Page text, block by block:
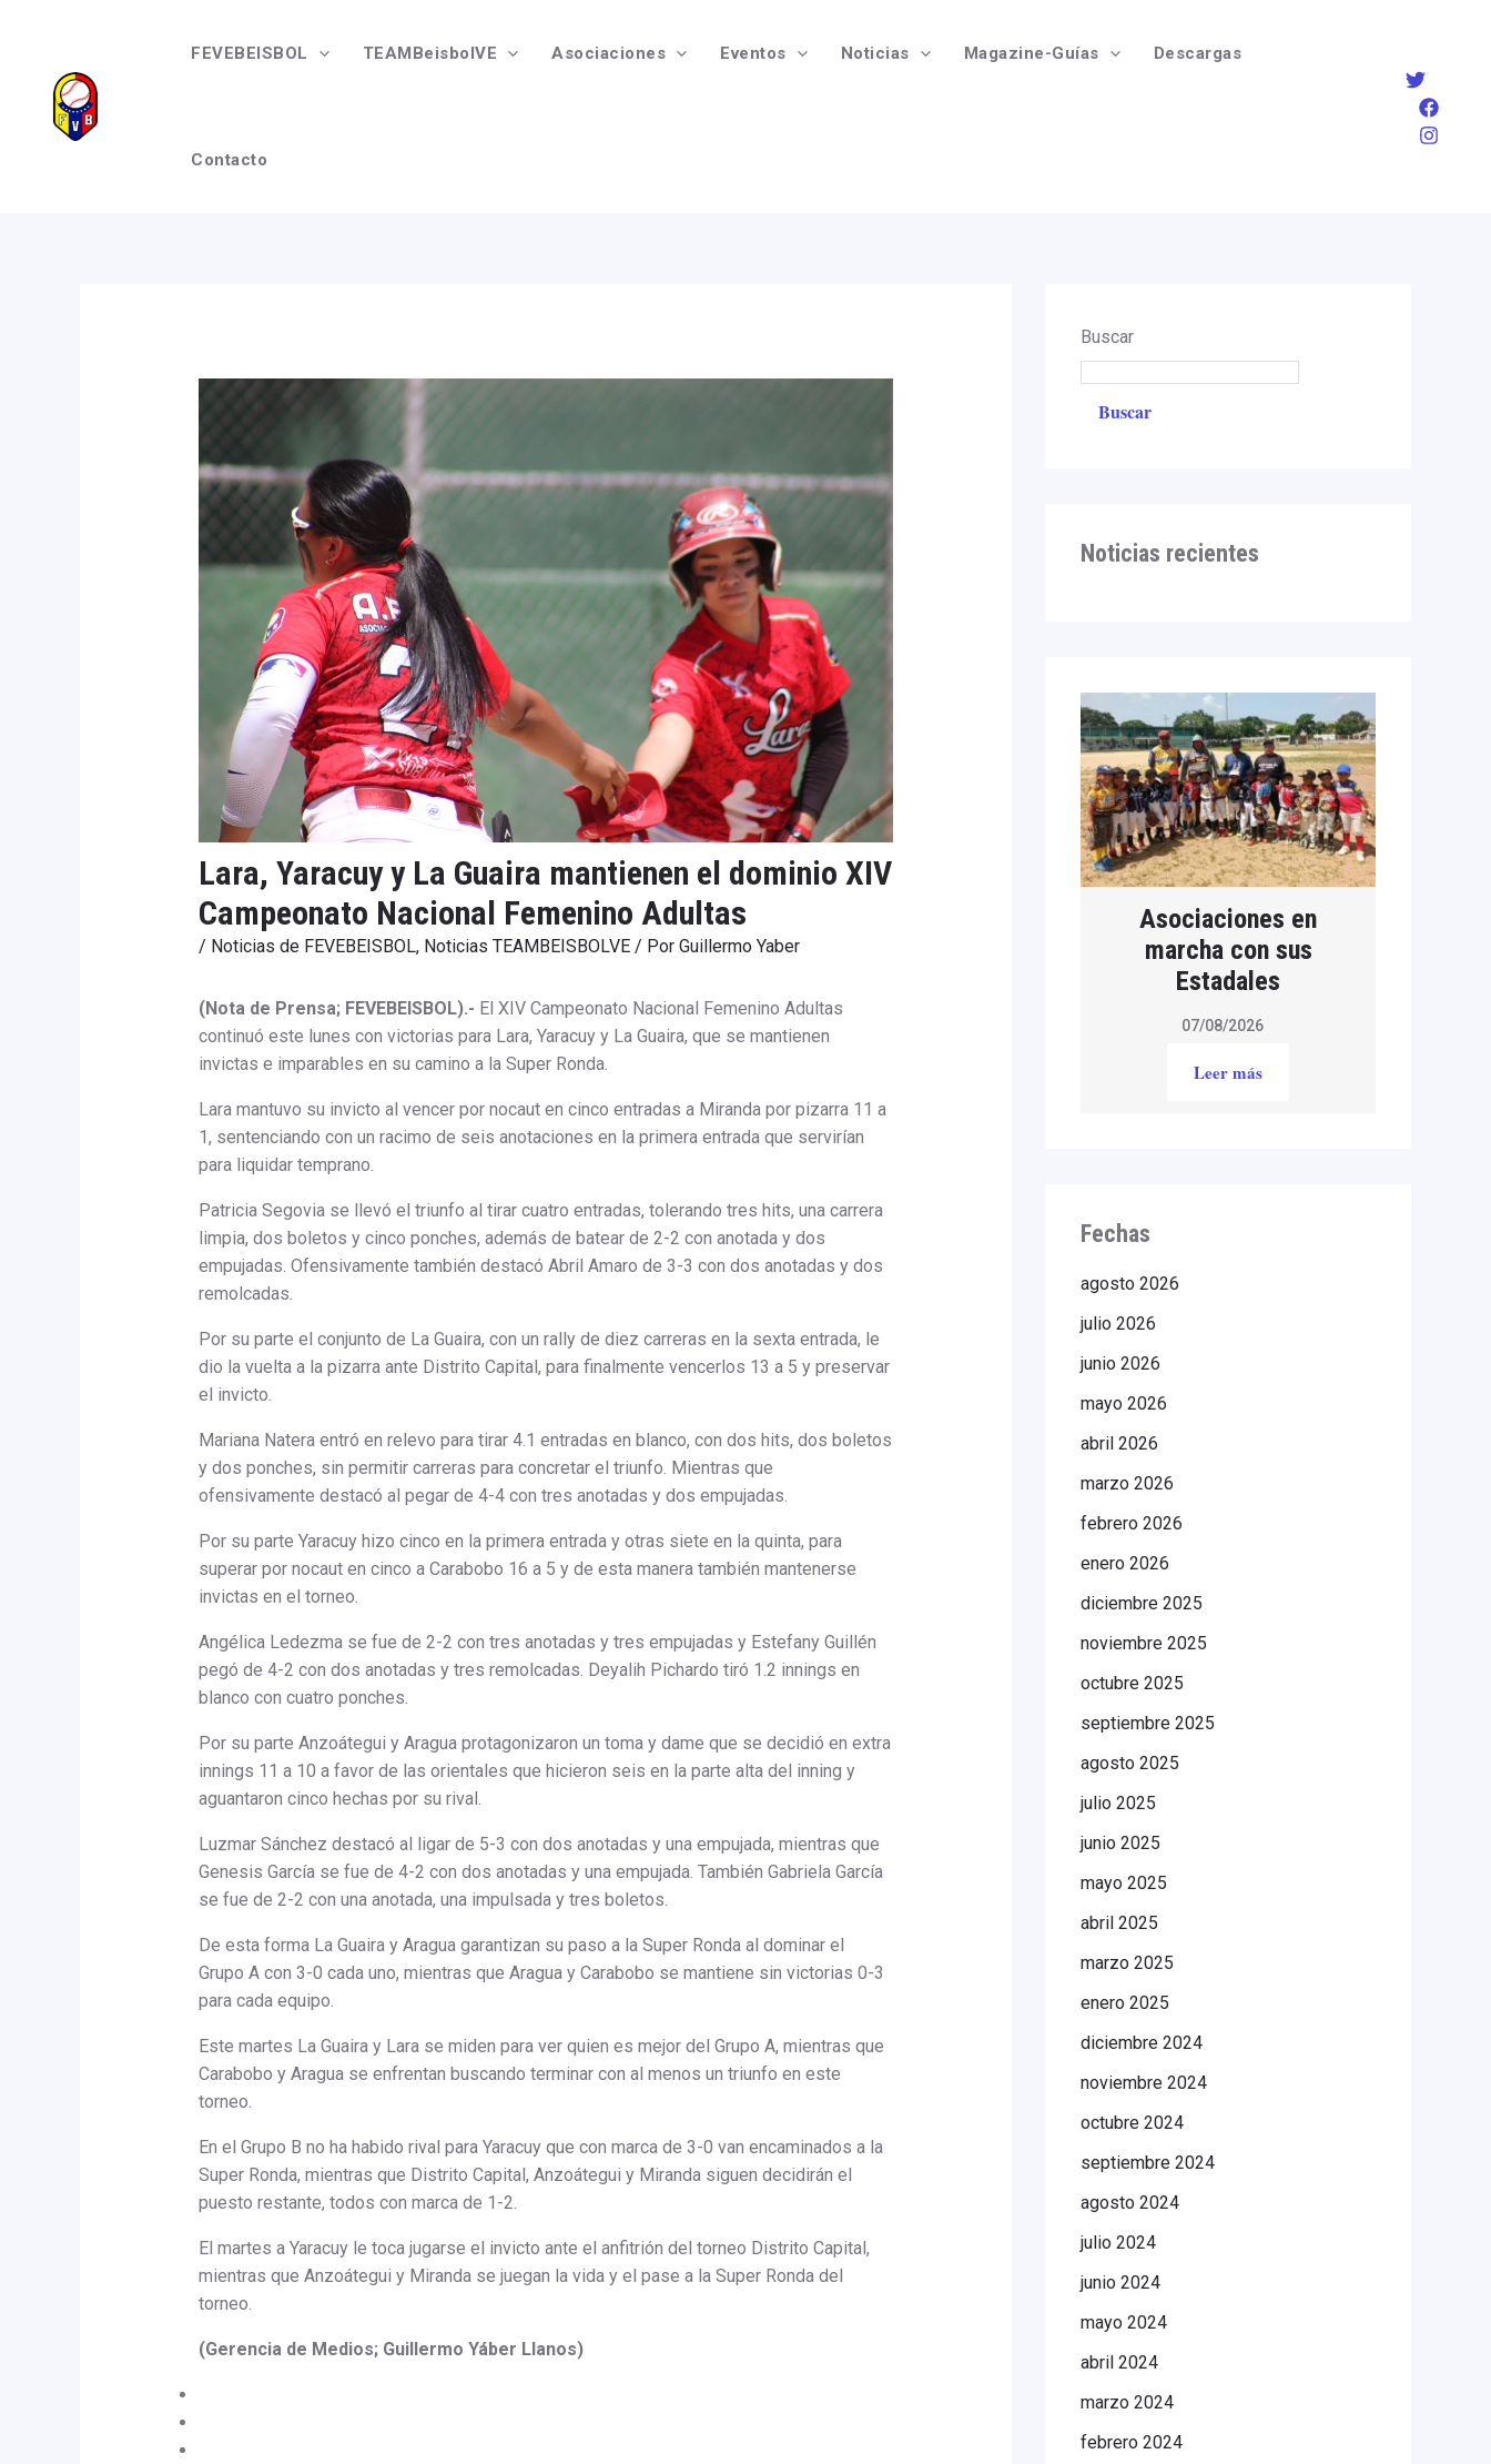
contenido
FEVEBEISBOL TEAMBeisbolVE Asociaciones Eventos Noticias Magazine-Guías Descargas
Contacto
Lara, Yaracuy y La Guaira mantienen el dominio XIV
Campeonato Nacional Femenino Adultas
/ Noticias de FEVEBEISBOL, Noticias TEAMBEISBOLVE/ Por Guillermo Yaber
(Nota de Prensa; FEVEBEISBOL).- El XIV Campeonato Nacional Femenino Adultas
continuó este lunes con victorias para Lara, Yaracuy y La Guaira, que se mantienen
invictas e imparables en su camino a la Super Ronda.
Lara mantuvo su invicto al vencer por nocaut en cinco entradas a Miranda por pizarra 11 a
1, sentenciando con un racimo de seis anotaciones en la primera entrada que servirían
para liquidar temprano.
Patricia Segovia se llevó el triunfo al tirar cuatro entradas, tolerando tres hits, una carrera
limpia, dos boletos y cinco ponches, además de batear de 2-2 con anotada y dos
empujadas. Ofensivamente también destacó Abril Amaro de 3-3 con dos anotadas y dos
remolcadas.
Por su parte el conjunto de La Guaira, con un rally de diez carreras en la sexta entrada, le
dio la vuelta a la pizarra ante Distrito Capital, para finalmente vencerlos 13 a 5 y preservar
el invicto.
Mariana Natera entró en relevo para tirar 4.1 entradas en blanco, con dos hits, dos boletos
y dos ponches, sin permitir carreras para concretar el triunfo. Mientras que
ofensivamente destacó al pegar de 4-4 con tres anotadas y dos empujadas.
Por su parte Yaracuy hizo cinco en la primera entrada y otras siete en la quinta, para
superar por nocaut en cinco a Carabobo 16 a 5 y de esta manera también mantenerse
invictas en el torneo.
Angélica Ledezma se fue de 2-2 con tres anotadas y tres empujadas y Estefany Guillén
pegó de 4-2 con dos anotadas y tres remolcadas. Deyalih Pichardo tiró 1.2 innings en
blanco con cuatro ponches.
Por su parte Anzoátegui y Aragua protagonizaron un toma y dame que se decidió en extra
innings 11 a 10 a favor de las orientales que hicieron seis en la parte alta del inning y
aguantaron cinco hechas por su rival.
Luzmar Sánchez destacó al ligar de 5-3 con dos anotadas y una empujada, mientras que
Genesis García se fue de 4-2 con dos anotadas y una empujada. También Gabriela García
se fue de 2-2 con una anotada, una impulsada y tres boletos.
De esta forma La Guaira y Aragua garantizan su paso a la Super Ronda al dominar el
Grupo A con 3-0 cada uno, mientras que Aragua y Carabobo se mantiene sin victorias 0-3
para cada equipo.
Este martes La Guaira y Lara se miden para ver quien es mejor del Grupo A, mientras que
Carabobo y Aragua se enfrentan buscando terminar con al menos un triunfo en este
torneo.
En el Grupo B no ha habido rival para Yaracuy que con marca de 3-0 van encaminados a la
Super Ronda, mientras que Distrito Capital, Anzoátegui y Miranda siguen decidirán el
puesto restante, todos con marca de 1-2.
El martes a Yaracuy le toca jugarse el invicto ante el anfitrión del torneo Distrito Capital,
mientras que Anzoátegui y Miranda se juegan la vida y el pase a la Super Ronda del
torneo.
(Gerencia de Medios; Guillermo Yáber Llanos)
Buscar
Buscar
Noticias recientes
Asociaciones en
marcha con sus
Estadales
07/08/2026
Leer más
Fechas
agosto 2026
julio 2026
junio 2026
mayo 2026
abril 2026
marzo 2026
febrero 2026
enero 2026
diciembre 2025
noviembre 2025
octubre 2025
septiembre 2025
agosto 2025
julio 2025
junio 2025
mayo 2025
abril 2025
marzo 2025
enero 2025
diciembre 2024
noviembre 2024
octubre 2024
septiembre 2024
agosto 2024
julio 2024
junio 2024
mayo 2024
abril 2024
marzo 2024
febrero 2024